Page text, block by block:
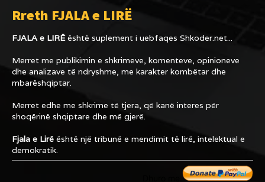
Rreth FJALA e LIRË
FJALA e LIRËështë suplement i uebfaqes Shkoder.net...
Merret me publikimin e shkrimeve, komenteve, opinioneve
dhe analizave të ndryshme, me karakter kombëtar dhe
mbarëshqiptar.
Merret edhe me shkrime të tjera, që kanë interes për
shoqërinë shqiptare dhe më gjerë.
Fjala e Lirë është një tribunë e mendimit të lirë, intelektual e
demokratik.